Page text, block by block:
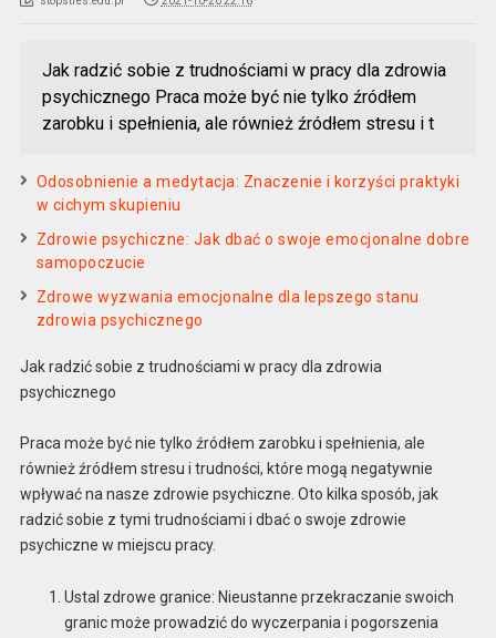
Jak radzić sobie z trudnościami w pracy dla zdrowia
psychicznego Praca może być nie tylko źródłem
zarobku i spełnienia, ale również źródłem stresu i t
Odosobnienie a medytacja: Znaczenie i korzyści praktyki
w cichym skupieniu
Zdrowie psychiczne: Jak dbać o swoje emocjonalne dobre
samopoczucie
Zdrowe wyzwania emocjonalne dla lepszego stanu
zdrowia psychicznego
Jak radzić sobie z trudnościami w pracy dla zdrowia
psychicznego
Praca może być nie tylko źródłem zarobku i spełnienia, ale
również źródłem stresu i trudności, które mogą negatywnie
wpływać na nasze zdrowie psychiczne. Oto kilka sposób, jak
radzić sobie z tymi trudnościami i dbać o swoje zdrowie
psychiczne w miejscu pracy.
Ustal zdrowe granice: Nieustanne przekraczanie swoich
granic może prowadzić do wyczerpania i pogorszenia